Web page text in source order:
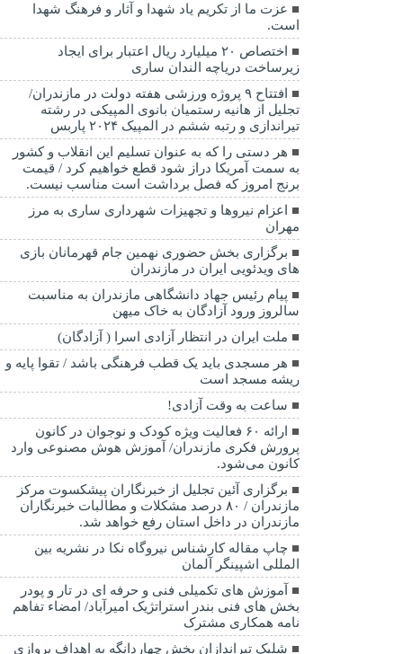
عزت ما از تکریم یاد شهدا و آثار و فرهنگ شهدا
است.
اختصاص ۲۰ میلیارد ریال اعتبار برای ایجاد
زیرساخت دریاچه الندان ساری
افتتاح ۹ پروژه ورزشی هفته دولت در مازندران/
تجلیل از هانیه رستمیان بانوی المپیکی در رشته
تیراندازی و رتبه ششم در المپیک ۲۰۲۴ پاربس
هر دستی را که به عنوان تسلیم این انقلاب و کشور
به سمت آمريکا دراز شود قطع خواهیم کرد / قیمت
برنج امروز که فصل برداشت است مناسب نیست.
اعزام نیروها و تجهیزات شهرداری ساری به مرز
مهران
برگزاری بخش حضوری نهمین جام قهرمانان بازی
های ویدئویی ایران در مازندران
پیام رئیس جهاد دانشگاهی مازندران به مناسبت
سالروز ورود آزادگان به خاک میهن
ملت ایران در انتظار آزادی اسرا ( آزادگان)
هر مسجدی باید یک قطب فرهنگی باشد / تقوا پایه و
ریشه مسجد است
ساعت به وقت آزادی!
ارائه ۶۰ فعالیت ویژه کودک و نوجوان در کانون
پرورش فکری مازندران/ آموزش هوش مصنوعی وارد
کانون می‌شود.
برگزاری آئین تجلیل از خبرنگاران پیشکسوت مرکز
مازندران / ۸۰ درصد مشکلات و مطالبات خبرنگاران
مازندران در داخل استان رفع خواهد شد.
چاپ مقاله کارشناس نيروگاه نكا در نشریه بین
المللی اشپینگر آلمان
آموزش های تکمیلی فنی و حرفه ای در تار و پودر
بخش های فنی بندر استراتژیک امیرآباد/ امضاء تفاهم
نامه همکاری مشترک
شلیک تیراندازان بخش چهاردانگه به اهداف پروازی